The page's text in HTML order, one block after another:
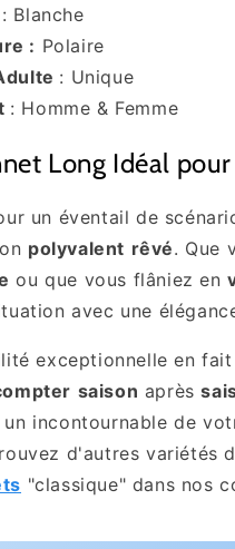
: Blanche
: Polaire
: Unique
: Homme & Femme
Long Idéal
un éventail de
polyvalent rêvé. Que
ou que vous flâniez en
avec une
exceptionnelle en fait
saison après
un incontournable de
d'autres variétés
"classique" dans nos